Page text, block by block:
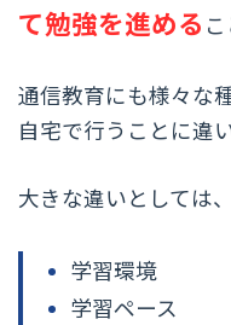
て勉強を進める
通信教育にも様々な
自宅で行うことに違
大きな違いとしては、
学習環境
学習ペース